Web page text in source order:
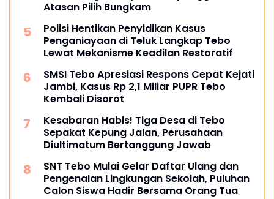
Atasan Pilih Bungkam
Polisi Hentikan Penyidikan Kasus
Penganiayaan di Teluk Langkap Tebo
Lewat Mekanisme Keadilan Restoratif
SMSI Tebo Apresiasi Respons Cepat Kejati
Jambi, Kasus Rp 2,1 Miliar PUPR Tebo
Kembali Disorot
Kesabaran Habis! Tiga Desa di Tebo
Sepakat Kepung Jalan, Perusahaan
Diultimatum Bertanggung Jawab
SNT Tebo Mulai Gelar Daftar Ulang dan
Pengenalan Lingkungan Sekolah, Puluhan
Calon Siswa Hadir Bersama Orang Tua